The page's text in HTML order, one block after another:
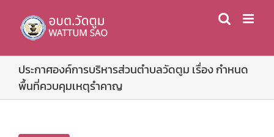
content
ประกาศองค์การบริหารส่วนตำบลวัดตูม เรื่อง กำหนด
พื้นที่ควบคุมเหตุรำคาญ